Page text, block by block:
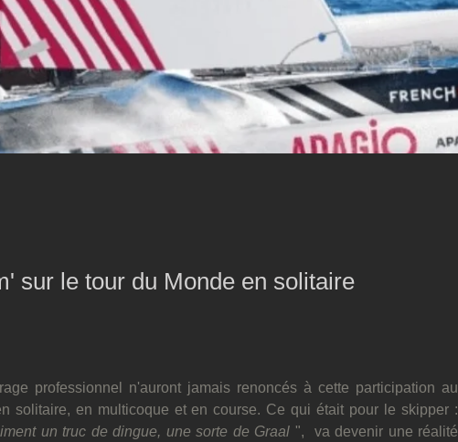
sur le tour du Monde en solitaire
professionnel n'auront jamais renoncés à cette participation au
solitaire, en multicoque et en course. Ce qui était pour le skipper :
un truc de dingue, une sorte de Graal ",  va devenir une réalité